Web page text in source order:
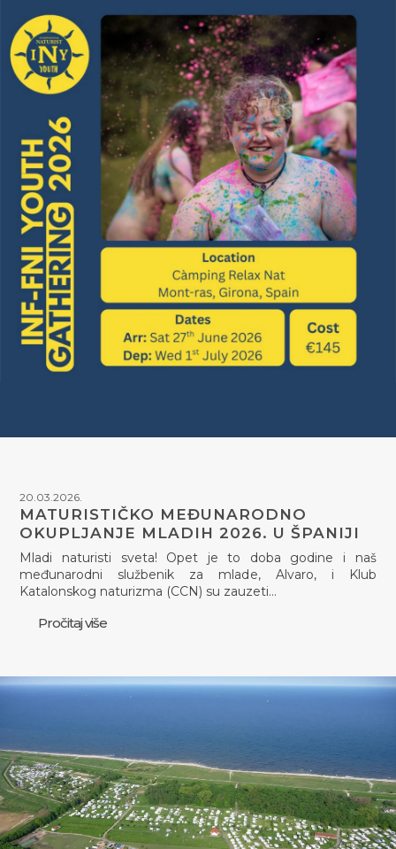
20.03.2026.
MATURISTIČKO MEĐUNARODNO
OKUPLJANJE MLADIH 2026. U ŠPANIJI
Mladi naturisti sveta! Opet je to doba godine i naš
međunarodni službenik za mlade, Alvaro, i Klub
Katalonskog naturizma (CCN) su zauzeti…
Pročitaj više